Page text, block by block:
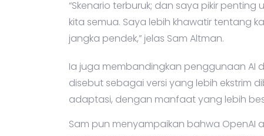
“Skenario terburuk; dan saya pikir penting
kita semua. Saya lebih khawatir tentang
jangka pendek,” jelas Sam Altman.
Ia juga membandingkan penggunaan AI
disebut sebagai versi yang lebih ekstrim
adaptasi, dengan manfaat yang lebih
Sam pun menyampaikan bahwa OpenAI